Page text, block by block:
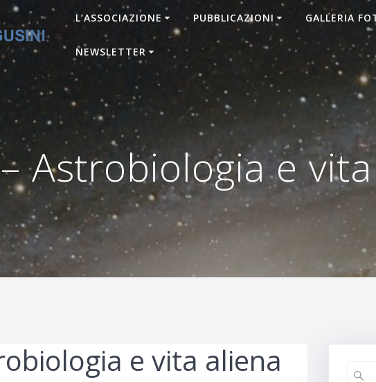
L’ASSOCIAZIONE PUBBLICAZIONI GALLERIA
NEWSLETTER
Astrobiologia e
e vita aliena